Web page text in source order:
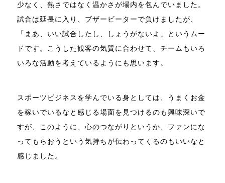
少なく、熱さではなく温かさが場内を包んでいました。
試合は延長に入り、ブザービーターで負けましたが、
「まあ、いい試合したし、しょうがないよ」というムー
ドです。こうした観客の気質に合わせて、チームもいろ
いろな活動を考えているようにも思います。
スポーツビジネスを学んでいる身としては、うまくお金
を稼いでいるなと感じる場面を見つけるのも興味深いで
すが、このように、心のつながりというか、ファンにな
ってもらおうという気持ちが伝わってくるのもいいなと
感じました。